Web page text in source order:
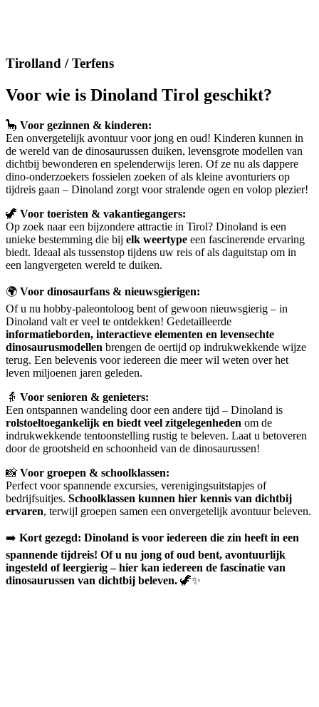
Tirolland / Terfens​
Voor wie is Dinoland Tirol geschikt?
🦕 Voor gezinnen & kinderen:
Een onvergetelijk avontuur voor jong en oud! Kinderen kunnen in
de wereld van de dinosaurussen duiken, levensgrote modellen van
dichtbij bewonderen en spelenderwijs leren. Of ze nu als dappere
dino-onderzoekers fossielen zoeken of als kleine avonturiers op
tijdreis gaan – Dinoland zorgt voor stralende ogen en volop plezier!
🦖 Voor toeristen & vakantiegangers:
Op zoek naar een bijzondere attractie in Tirol? Dinoland is een
unieke bestemming die bij elk weertype een fascinerende ervaring
biedt. Ideaal als tussenstop tijdens uw reis of als daguitstap om in
een langvergeten wereld te duiken.
🌍 Voor dinosaurfans & nieuwsgierigen:
Of u nu hobby-paleontoloog bent of gewoon nieuwsgierig – in
Dinoland valt er veel te ontdekken! Gedetailleerde
informatieborden, interactieve elementen en levensechte
dinosaurusmodellen brengen de oertijd op indrukwekkende wijze
terug. Een belevenis voor iedereen die meer wil weten over het
leven miljoenen jaren geleden.
👵 Voor senioren & genieters:
Een ontspannen wandeling door een andere tijd – Dinoland is
rolstoeltoegankelijk en biedt veel zitgelegenheden om de
indrukwekkende tentoonstelling rustig te beleven. Laat u betoveren
door de grootsheid en schoonheid van de dinosaurussen!
📸 Voor groepen & schoolklassen:
Perfect voor spannende excursies, verenigingsuitstapjes of
bedrijfsuitjes. Schoolklassen kunnen hier kennis van dichtbij
ervaren, terwijl groepen samen een onvergetelijk avontuur beleven.
➡️ Kort gezegd: Dinoland is voor iedereen die zin heeft in een
spannende tijdreis! Of u nu jong of oud bent, avontuurlijk
ingesteld of leergierig – hier kan iedereen de fascinatie van
dinosaurussen van dichtbij beleven. 🦖✨